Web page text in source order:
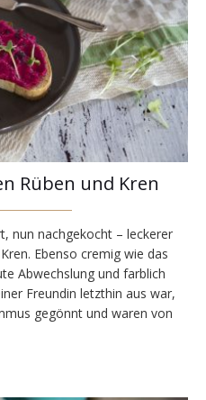
Rüben und Kren
nun nachgekocht – leckerer
Ebenso cremig wie das
Abwechslung und farblich
Freundin letzthin aus war,
gegönnt und waren von